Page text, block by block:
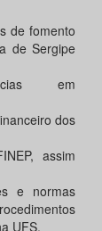
de fomento
de Sergipe
em
dos
assim
e normas
UFS.